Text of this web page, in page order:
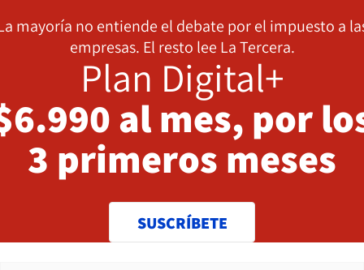
mayoría no entiende el debate por el impuesto a
empresas. El resto lee La Tercera.
Plan Digital+
al mes, por
3 primeros meses
SUSCRÍBETE